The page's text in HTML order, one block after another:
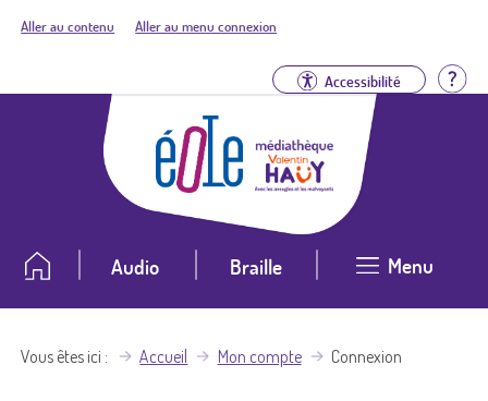
Aller au contenu Aller au menu connexion
Accessibilité
Audio Braille Menu
Vous êtes ici Accueil Mon compte Connexion